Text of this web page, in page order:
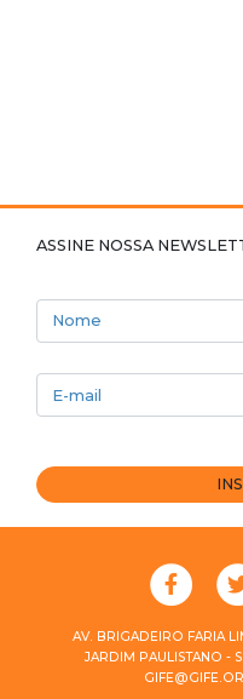
ASSINE NOSSA
Nome
AV. BRIGADEIRO FARIA
JARDIM PAULISTANO -